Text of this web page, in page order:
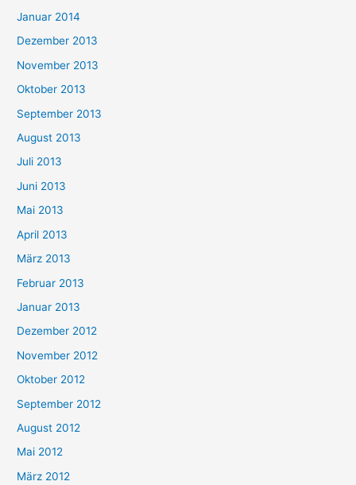
Januar 2014
Dezember 2013
November 2013
Oktober 2013
September 2013
August 2013
Juli 2013
Juni 2013
Mai 2013
April 2013
März 2013
Februar 2013
Januar 2013
Dezember 2012
November 2012
Oktober 2012
September 2012
August 2012
Mai 2012
März 2012